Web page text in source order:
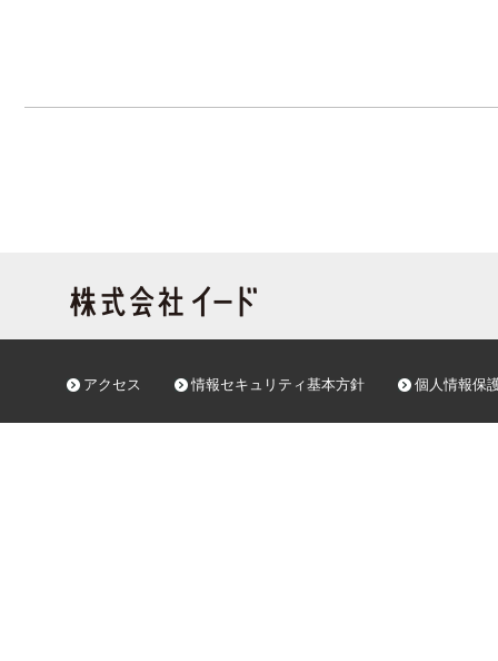
アクセス 情報セキュリティ基本方針 個人情報保